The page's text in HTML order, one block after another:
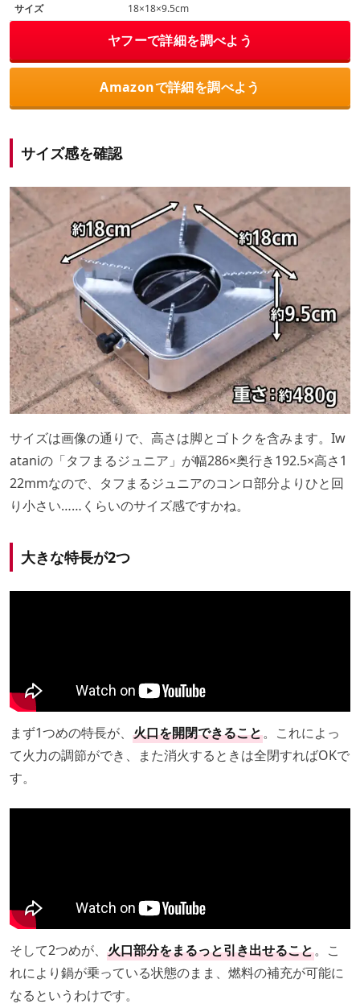
サイズ
18×18×9.5cm
ヤフーで詳細を調べよう
Amazonで詳細を調べよう
サイズ感を確認
サイズは画像の通りで、高さは脚とゴトクを含みます。Iw
ataniの「タフまるジュニア」が幅286×奥行き192.5×高さ1
22mmなので、タフまるジュニアのコンロ部分よりひと回
り小さい……くらいのサイズ感ですかね。
大きな特長が2つ
まず1つめの特長が、 火口を開閉できること。これによっ
て火力の調節ができ、また消火するときは全閉すればOKで
す。
そして2つめが、 火口部分をまるっと引き出せること。こ
れにより鍋が乗っている状態のまま、燃料の補充が可能に
なるというわけです。